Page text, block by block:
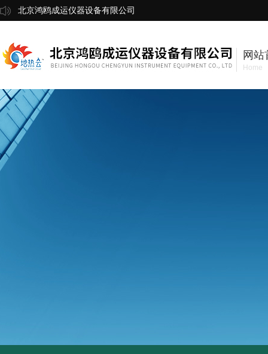
北京鸿鸥成运仪器设备有限公司
网站
Home